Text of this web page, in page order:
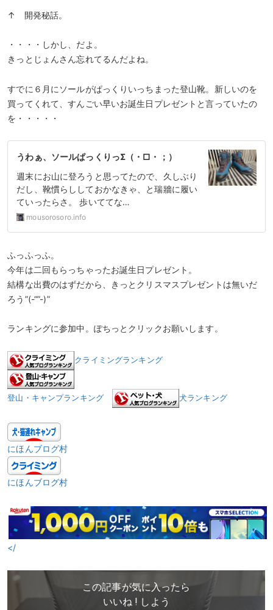
↑ 開発秘話。
・・・・しかし、だよ。
きっとじょんさん忘れてるんだよね。
すでに６月にソールがぱっくりいっちまった登山靴。新しいのを
買ってくれて、すんごい早いお誕生日プレゼントと言っていたの
を・・・・・
うわぁ、ソールぱっくりっΣ（・□・；）
週末にお山に登ろうと思ってたので、久しぶり
だし、靴慣らししておかなきゃ、と瑞牆に履い
ていったらさ。 歩いててな…
mousorosoro.info
ふっふっふ。
今年は二回もらっちゃったお誕生日プレゼント。
結構な出費のはずだから、きっとクリスマスプレゼントは無いだ
ろう”(-“”-)”
ランキングに参加中。ぽちっとクリックお願いします。
クライミングランキング
登山・キャンプランキング 犬ランキング
にほんブログ村
にほんブログ村
</
この記事が気に入ったら
いいね ! しよう